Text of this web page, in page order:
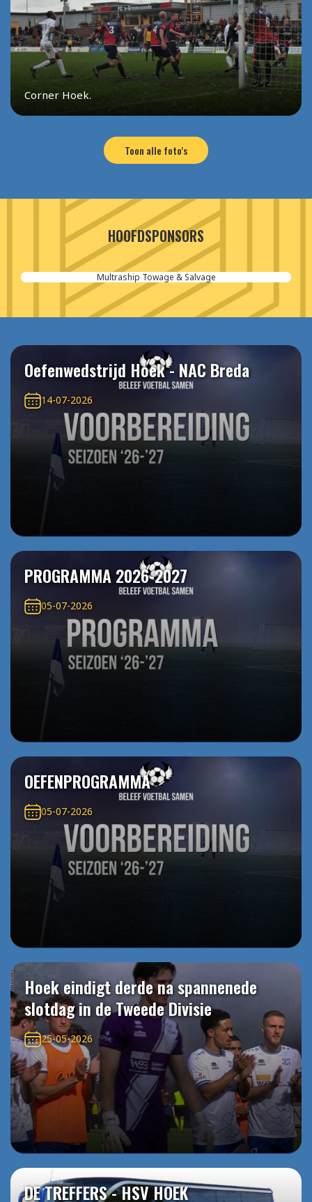
Corner Hoek.
Toon alle foto's
HOOFDSPONSORS
Multraship Towage & Salvage
Oefenwedstrijd Hoek - NAC Breda
14-07-2026
PROGRAMMA 2026-2027
05-07-2026
OEFENPROGRAMMA
05-07-2026
Hoek eindigt derde na spannenede
slotdag in de Tweede Divisie
25-05-2026
DE TREFFERS - HSV HOEK